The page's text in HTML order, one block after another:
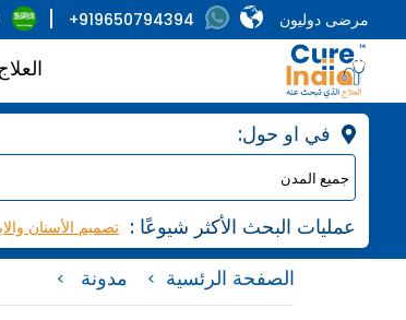
مرضى دوليون +919650794394
: عمليات البحث الأكثر شيوعًا تصميم الأسنان
الصفحة الرئسية مدونة